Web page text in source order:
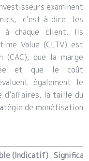
examinent
c’est-à-dire les
à chaque client. Ils
Value (CLTV) est
que la marge
et que le coût
également le
la taille du
de monétisation
(Indicatif)